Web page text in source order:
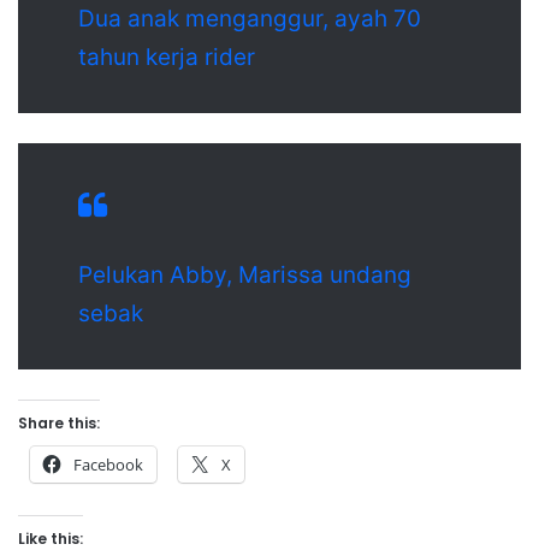
Dua anak menganggur, ayah 70
tahun kerja rider
Pelukan Abby, Marissa undang
sebak
Share this:
Facebook X
Like this: